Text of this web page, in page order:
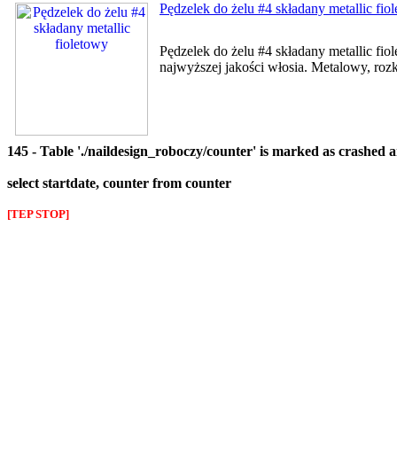
Pędzelek do żelu #4 składany metallic
Pędzelek do żelu #4 składany metallic
najwyższej jakości włosia. Metalowy,
145 - Table './naildesign_roboczy/counter' is marked as crashed
select startdate, counter from counter
[TEP STOP]